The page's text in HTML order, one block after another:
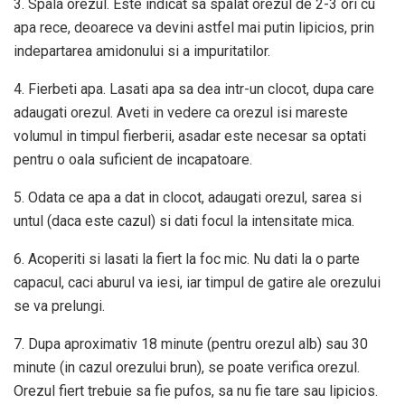
3. Spala orezul. Este indicat sa spalat orezul de 2-3 ori cu
apa rece, deoarece va devini astfel mai putin lipicios, prin
indepartarea amidonului si a impuritatilor.
4. Fierbeti apa. Lasati apa sa dea intr-un clocot, dupa care
adaugati orezul. Aveti in vedere ca orezul isi mareste
volumul in timpul fierberii, asadar este necesar sa optati
pentru o oala suficient de incapatoare.
5. Odata ce apa a dat in clocot, adaugati orezul, sarea si
untul (daca este cazul) si dati focul la intensitate mica.
6. Acoperiti si lasati la fiert la foc mic. Nu dati la o parte
capacul, caci aburul va iesi, iar timpul de gatire ale orezului
se va prelungi.
7. Dupa aproximativ 18 minute (pentru orezul alb) sau 30
minute (in cazul orezului brun), se poate verifica orezul.
Orezul fiert trebuie sa fie pufos, sa nu fie tare sau lipicios.